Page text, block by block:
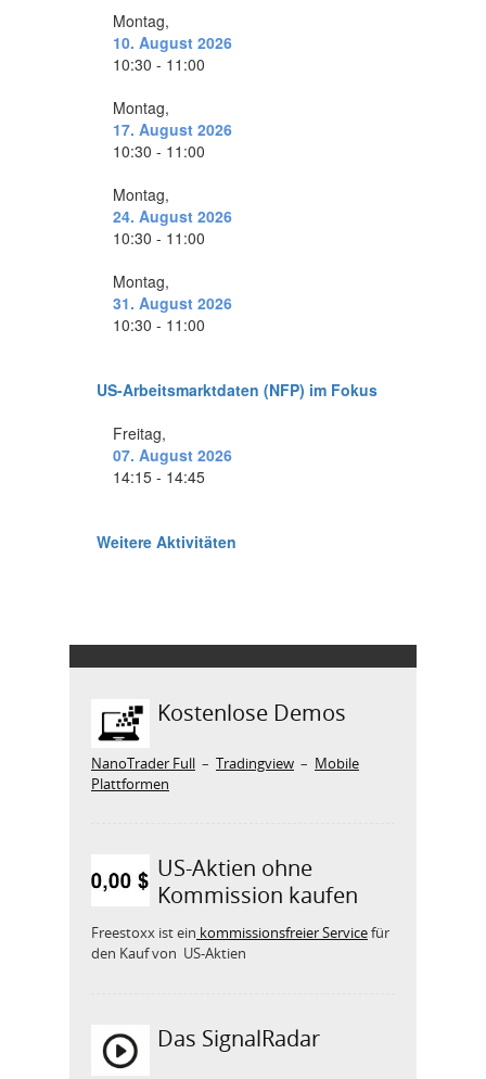
Kostenlose Demos
NanoTrader Full – Tradingview – Mobile
Plattformen
US-Aktien ohne
Kommission kaufen
Freestoxx ist ein kommissionsfreier Servicefür
den Kauf von US-Aktien
Das SignalRadar